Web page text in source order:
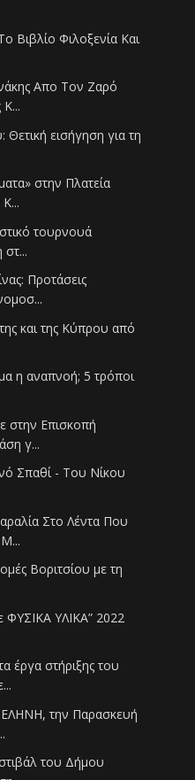
Βιβλίο Φιλοξενία Και
Απο Τον Ζαρό
εισήγηση για τη
στην Πλατεία
τουρνουά
στ...
Προτάσεις
και της Κύπρου από
η αναπνοή; 5 τρόποι
στην Επισκοπή
γ...
Σπαθί - Του Νίκου
Στο Λέντα Που
Βοριτσίου με τη
ΦΥΣΙΚΑ ΥΛΙΚA” 2022
έργα στήριξης του
την Παρασκευή
του Δήμου